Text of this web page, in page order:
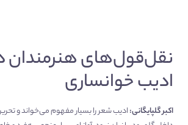
نقل‌قول‌های هنرمندان
ادیب خوانساری
اکبر گلپایگانی:ادیب شعر را بسیار مفهوم می‌خواند و